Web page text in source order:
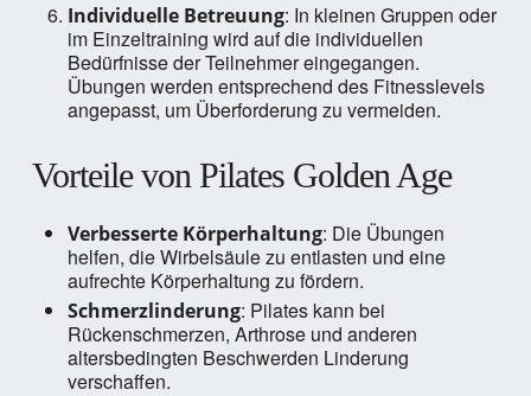
Individuelle Betreuung: In kleinen Gruppen oder
im Einzeltraining wird auf die individuellen
Bedürfnisse der Teilnehmer eingegangen.
Übungen werden entsprechend des Fitnesslevels
angepasst, um Überforderung zu vermeiden.
Vorteile von Pilates Golden Age
Verbesserte Körperhaltung: Die Übungen
helfen, die Wirbelsäule zu entlasten und eine
aufrechte Körperhaltung zu fördern.
Schmerzlinderung: Pilates kann bei
Rückenschmerzen, Arthrose und anderen
altersbedingten Beschwerden Linderung
verschaffen.